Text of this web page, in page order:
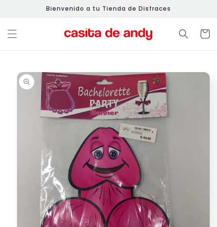
directamente
al contenido
Bienvenido a tu Tienda de Disfraces
Carrito
directamente
información
del producto